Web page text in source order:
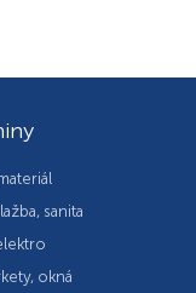
sanita
okná